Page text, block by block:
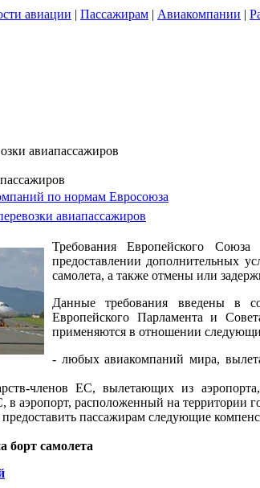
авиации | Пассажирам | Авиакомпании |
авиапассажиров
по нормам Евросоюза
авиапассажиров
Требования Европейского
предоставлении дополнительных
самолета, а также отмены или
Данные требования введены в
Европейского Парламента и
применяются в отношении
- любых авиакомпаний мира,
членов ЕС, вылетающих из
аэропорт, расположенный на территории
пассажирам следующие
борт самолета